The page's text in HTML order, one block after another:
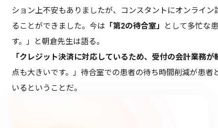
ション上不安もありましたが、コンスタントにオンライ
ることができました。今は 「第2の待合室」
として多忙な
す。」と朝倉先生は語る。
「クレジット決済に対応しているため、受付の会計業務
点も大きいです。」待合室での患者の待ち時間削減が患
いるということだ。